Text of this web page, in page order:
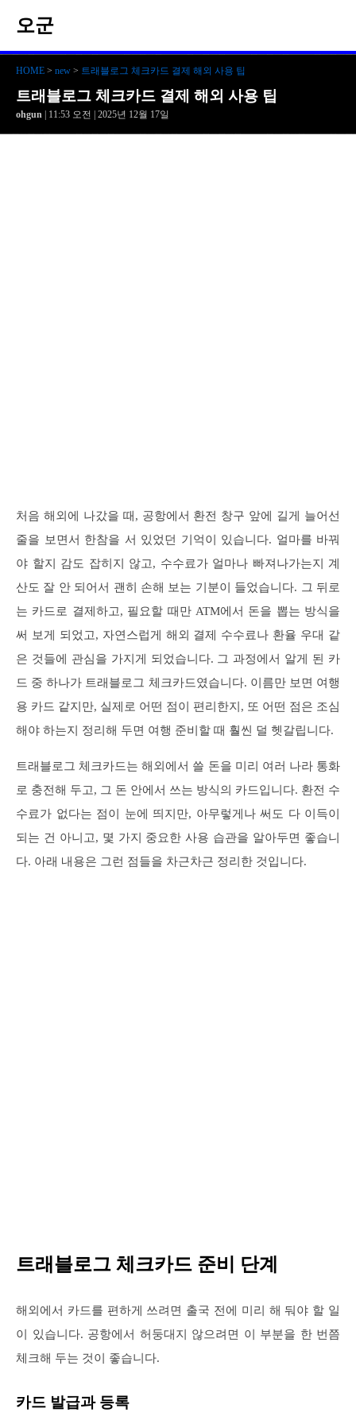
오군
HOME > new > 트래블로그 체크카드 결제 해외 사용 팁
트래블로그 체크카드 결제 해외 사용 팁
ohgun | 11:53 오전 | 2025년 12월 17일
처음 해외에 나갔을 때, 공항에서 환전 창구 앞에 길게 늘어선
줄을 보면서 한참을 서 있었던 기억이 있습니다. 얼마를 바꿔
야 할지 감도 잡히지 않고, 수수료가 얼마나 빠져나가는지 계
산도 잘 안 되어서 괜히 손해 보는 기분이 들었습니다. 그 뒤로
는 카드로 결제하고, 필요할 때만 ATM에서 돈을 뽑는 방식을
써 보게 되었고, 자연스럽게 해외 결제 수수료나 환율 우대 같
은 것들에 관심을 가지게 되었습니다. 그 과정에서 알게 된 카
드 중 하나가 트래블로그 체크카드였습니다. 이름만 보면 여행
용 카드 같지만, 실제로 어떤 점이 편리한지, 또 어떤 점은 조심
해야 하는지 정리해 두면 여행 준비할 때 훨씬 덜 헷갈립니다.
트래블로그 체크카드는 해외에서 쓸 돈을 미리 여러 나라 통화
로 충전해 두고, 그 돈 안에서 쓰는 방식의 카드입니다. 환전 수
수료가 없다는 점이 눈에 띄지만, 아무렇게나 써도 다 이득이
되는 건 아니고, 몇 가지 중요한 사용 습관을 알아두면 좋습니
다. 아래 내용은 그런 점들을 차근차근 정리한 것입니다.
트래블로그 체크카드 준비 단계
해외에서 카드를 편하게 쓰려면 출국 전에 미리 해 둬야 할 일
이 있습니다. 공항에서 허둥대지 않으려면 이 부분을 한 번쯤
체크해 두는 것이 좋습니다.
카드 발급과 등록